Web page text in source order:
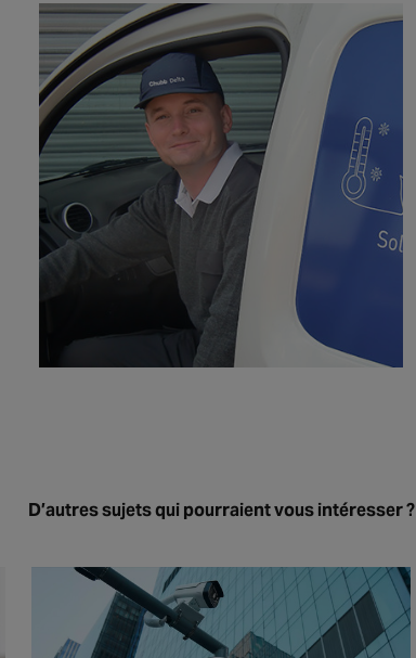
D’autres sujets qui pourraient vous intéresser ?